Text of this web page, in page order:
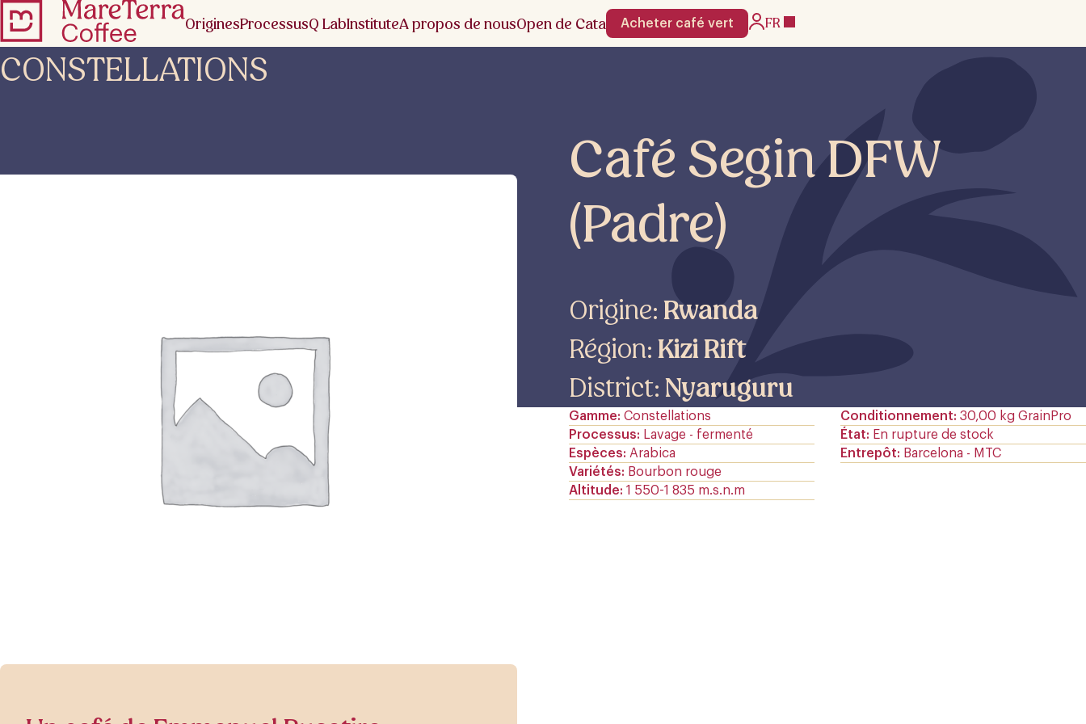
OriginesProcessusQ LabInstituteA propos de nousOpen de Cata Acheter café vert FR
CONSTELLATIONS
Café Segin DFW
(Padre)
Origine:Rwanda
Région:Kizi Rift
District:Nyaruguru
Gamme Constellations
Processus
Lavage - fermenté
Espèces
Arabica
Variétés
Bourbon rouge
Altitude 1 550-1 835 m.s.n.m
Conditionnement 30,00 kg GrainPro
État
En rupture de stock
Entrepôt
Barcelona - MTC